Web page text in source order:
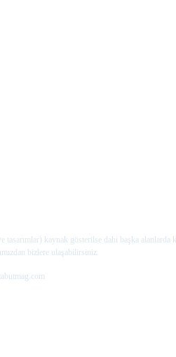
tasarımlar) kaynak gösterilse dahi başka
bizlere ulaşabilirsiniz.